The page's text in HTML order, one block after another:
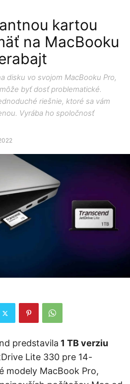
kartou
na MacBooku
disku vo svojom MacBooku Pro,
byť dosť problematické.
riešnie, ktoré sa vám
Vyrába ho spoločnosť
predstavila 1 TB verziu
Lite 330 pre 14-
modely MacBook Pro,